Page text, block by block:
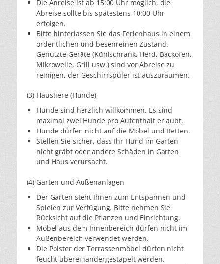
Die Anreise ist ab 15:00 Uhr möglich, die
Abreise sollte bis spätestens 10:00 Uhr
erfolgen.
Bitte hinterlassen Sie das Ferienhaus in einem
ordentlichen und besenreinen Zustand.
Genutzte Geräte (Kühlschrank, Herd, Backofen,
Mikrowelle, Grill usw.) sind vor Abreise zu
reinigen, der Geschirrspüler ist auszuräumen.
(3) Haustiere (Hunde)
Hunde sind herzlich willkommen. Es sind
maximal zwei Hunde pro Aufenthalt erlaubt.
Hunde dürfen nicht auf die Möbel und Betten.
Stellen Sie sicher, dass Ihr Hund im Garten
nicht gräbt oder andere Schäden in Garten
und Haus verursacht.
(4) Garten und Außenanlagen
Der Garten steht Ihnen zum Entspannen und
Spielen zur Verfügung. Bitte nehmen Sie
Rücksicht auf die Pflanzen und Einrichtung.
Möbel aus dem Innenbereich dürfen nicht im
Außenbereich verwendet werden.
Die Polster der Terrassenmöbel dürfen nicht
feucht übereinandergestapelt werden.